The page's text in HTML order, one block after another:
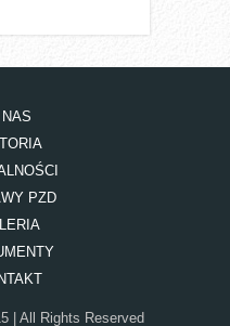
PZD
| All Rights Reserved